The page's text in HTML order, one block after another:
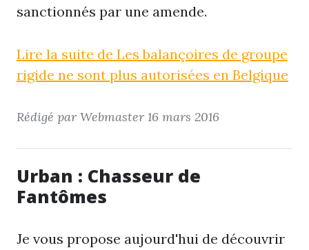
sanctionnés par une amende.
Lire la suite de Les balançoires de groupe
rigide ne sont plus autorisées en Belgique
Rédigé par Webmaster 16 mars 2016
Urban : Chasseur de
Fantômes
Je vous propose aujourd'hui de découvrir